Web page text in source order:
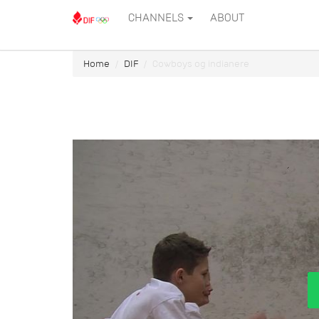
CHANNELS ABOUT
Home DIF Cowboys og indianere